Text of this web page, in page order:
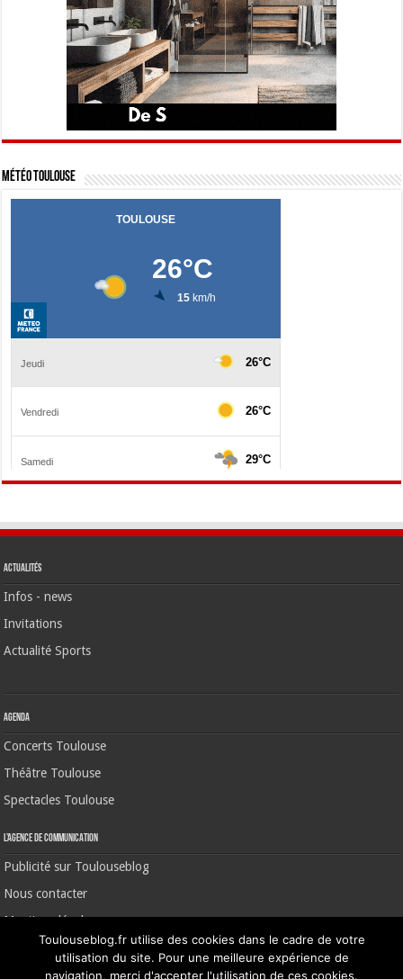
Météo Toulouse
Actualités
Infos - news
Invitations
Actualité Sports
Agenda
Concerts Toulouse
Théâtre Toulouse
Spectacles Toulouse
L’agence de communication
Publicité sur Toulouseblog
Nous contacter
Mentions légales
Toulouseblog.fr utilise des cookies dans le cadre de votre
utilisation du site. Pour une meilleure expérience de
navigation, merci d'accepter l'utilisation de ces cookies.